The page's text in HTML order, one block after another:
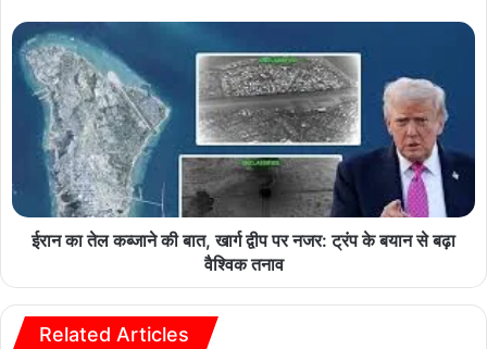
ईरान का तेल कब्जाने की बात, खार्ग द्वीप पर नजर: ट्रंप के बयान से बढ़ा
वैश्विक तनाव
Related Articles